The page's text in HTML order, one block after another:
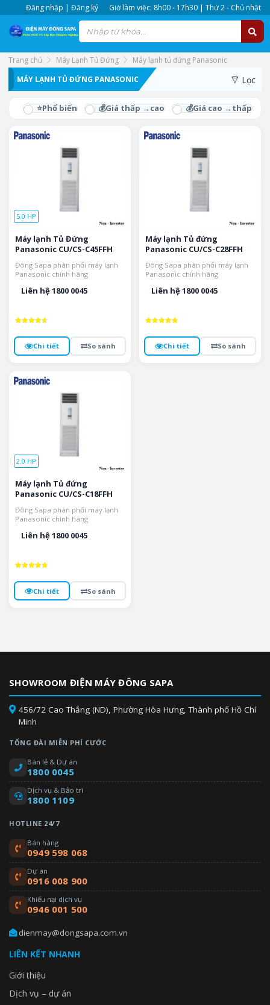
Đăng nhập | Đăng ký Giờ làm việc: 8h00 - 17h30 | Thứ 2 - Chủ nhật
Trang chủ Máy Lạnh Tủ Đứng
Máy lạnh tủ đứng Panasonic
MÁY LẠNH TỦ ĐỨNG PANASONIC
Lọc
5.0 HP
Máy lạnh Tủ Đứng
Panasonic CU/CS-C45FFH
Đông Sapa phân phối máy lạnh
Panasonic chính hãng
Liên hệ 1800 0045
5 saoChi tiết So sánh
Máy lạnh Tủ đứng
Panasonic CU/CS-C28FFH
Đông Sapa phân phối máy lạnh
Panasonic chính hãng
Liên hệ 1800 0045
5 saoChi tiết So sánh
2.0 HP
Máy lạnh Tủ đứng
Panasonic CU/CS-C18FFH
Đông Sapa phân phối máy lạnh
Panasonic chính hãng
Liên hệ 1800 0045
hạng
5 saoChi tiết So sánh
SHOWROOM ĐIỆN MÁY ĐÔNG SAPA
456/72 Cao Thắng (ND), Phường Hòa Hưng, Thành phố Hồ Chí
Minh
TỔNG ĐÀI MIỄN PHÍ CƯỚC
Bán lẻ & Dự án
1800 0045
Dịch vụ & Bảo trì
1800 1109
HOTLINE 24/7
Bán hàng
0949 598 068
Dự án
0916 008 900
Khiếu nại dịch vụ
0946 001 500
dienmay@dongsapa.com.vn
LIÊN KẾT NHANH
Giới thiệu
Dịch vụ – dự án